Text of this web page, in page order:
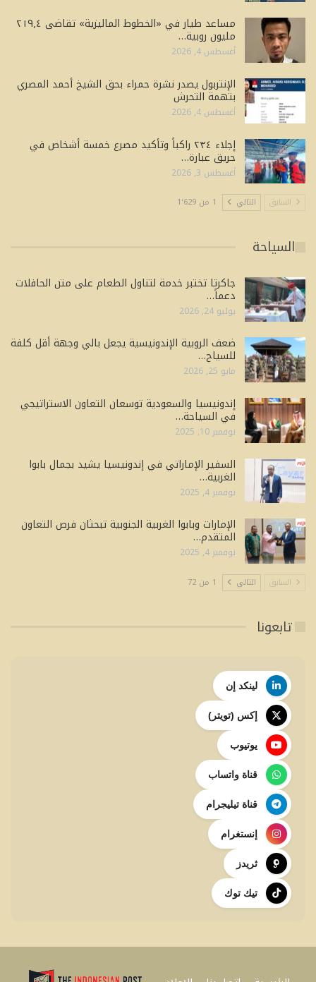
مساعد طيار في «الخطوط الماليزية» تقاضى ٢١٩٫٤
مليون روبية…
أغسطس 4, 2026
الإنتربول يصدر نشرة حمراء بحق الشيخ أحمد المصري
بتهمة التحرش
أغسطس 4, 2026
إجلاء ٢٣٤ راكباً وتأكيد مصرع خمسة أشخاص في
حريق عبارة…
أغسطس 3, 2026
السابق التالي 1 من 1٬629
السياحة
جاكرتا تختبر خدمة لتناول الطعام على متن الحافلات
دعماً…
يوليو 24, 2026
ضعف الروبية الإندونيسية يجعل بالي وجهة أقل كلفة
للسياح…
مايو 25, 2026
إندونيسيا والسعودية توسعان التعاون الاستراتيجي
في السياحة…
نوفمبر 10, 2025
السفير الإماراتي في إندونيسيا يشيد بجمال بابوا
الغربية…
نوفمبر 4, 2025
الإمارات وبابوا الغربية الجنوبية تبحثان فرص التعاون
المتقدم…
نوفمبر 4, 2025
السابق التالي 1 من 72
تابعونا
لينكد إن
إكس (تويتر)
يوتيوب
قناة واتساب
قناة تيليجرام
إنستغرام
ثريدز
تيك توك